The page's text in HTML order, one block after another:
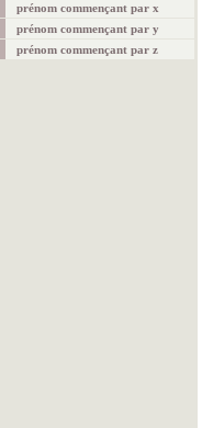
prénom commençant par x
prénom commençant par y
prénom commençant par z